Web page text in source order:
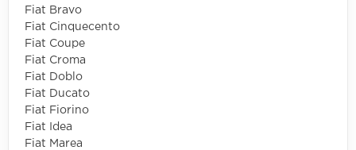
Fiat Bravo
Fiat Cinquecento
Fiat Coupe
Fiat Croma
Fiat Doblo
Fiat Ducato
Fiat Fiorino
Fiat Idea
Fiat Marea